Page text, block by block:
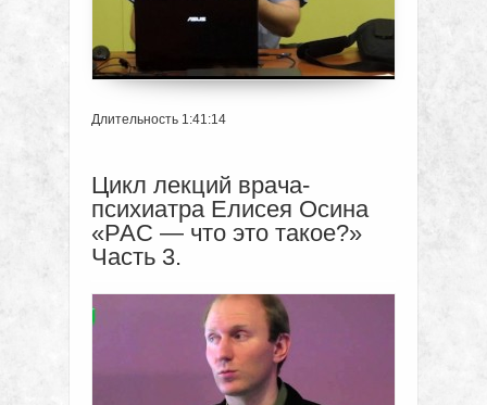
Длительность 1:41:14
Цикл лекций врача-
психиатра Елисея Осина
«РАС — что это такое?»
Часть 3.